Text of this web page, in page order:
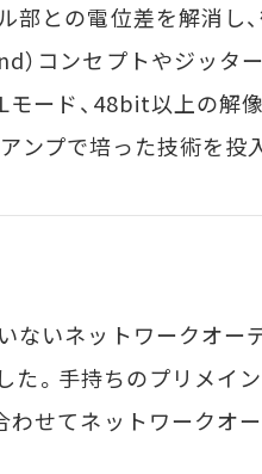
との電位差を解消し
）コンセプトやジッタ
ード、48bit以上の解
ンプで培った技術を投
ないネットワークオー
た。手持ちのプリメイ
わせてネットワークオ